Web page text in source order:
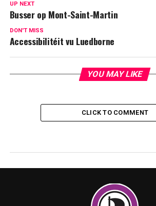
UP NEXT
Busser op Mont-Saint-Martin
DON'T MISS
Accessibilitéit vu Luedborne
YOU MAY LIKE
CLICK TO COMMENT